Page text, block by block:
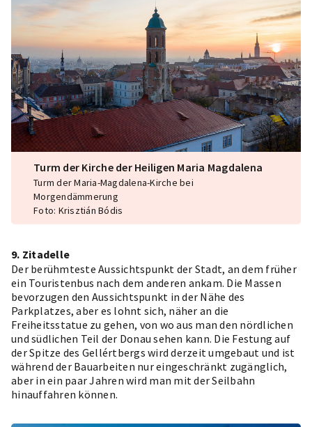
Turm der Kirche der Heiligen Maria Magdalena
Turm der Maria-Magdalena-Kirche bei
Morgendämmerung
Foto: Krisztián Bódis
9. Zitadelle
Der berühmteste Aussichtspunkt der Stadt, an dem früher
ein Touristenbus nach dem anderen ankam. Die Massen
bevorzugen den Aussichtspunkt in der Nähe des
Parkplatzes, aber es lohnt sich, näher an die
Freiheitsstatue zu gehen, von wo aus man den nördlichen
und südlichen Teil der Donau sehen kann. Die Festung auf
der Spitze des Gellértbergs wird derzeit umgebaut und ist
während der Bauarbeiten nur eingeschränkt zugänglich,
aber in ein paar Jahren wird man mit der Seilbahn
hinauffahren können.